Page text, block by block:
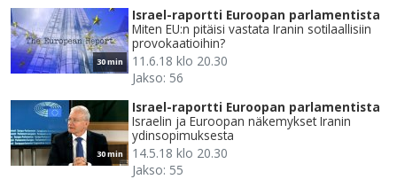
30 min
Israel-raportti Euroopan parlamentista
Miten EU:n pitäisi vastata Iranin sotilaallisiin
provokaatioihin?
11.6.18 klo 20.30
Jakso: 56
30 min
Israel-raportti Euroopan parlamentista
Israelin ja Euroopan näkemykset Iranin
ydinsopimuksesta
14.5.18 klo 20.30
Jakso: 55